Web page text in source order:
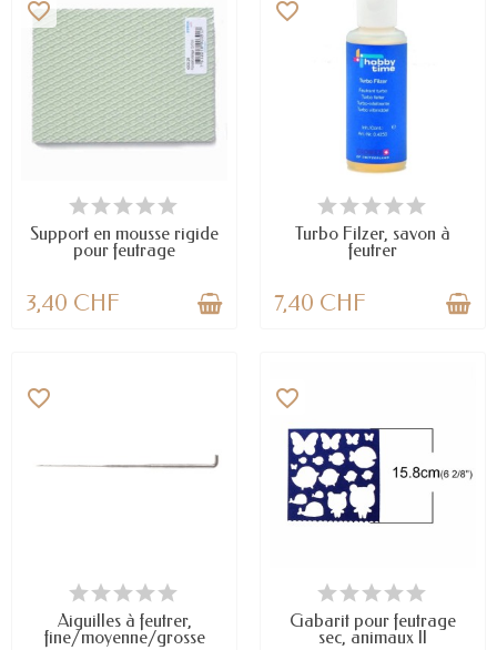
EN STOCK
favorite_border
Support en mousse rigide
pour feutrage
3,40 CHF
EN STOCK
favorite_border
Turbo Filzer, savon à
feutrer
7,40 CHF
EN STOCK
favorite_border
Aiguilles à feutrer,
fine/moyenne/grosse
DERNIERS ARTICLES EN STOCK
favorite_border
Gabarit pour feutrage
sec, animaux II